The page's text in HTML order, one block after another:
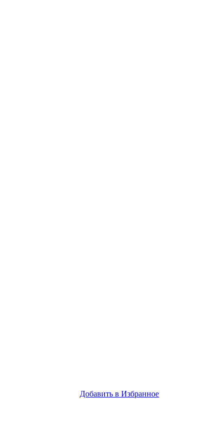
Добавить в Избранное